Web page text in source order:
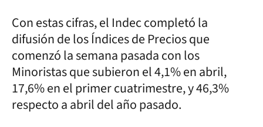
Con estas cifras, el Indec completó la
difusión de los Índices de Precios que
comenzó la semana pasada con los
Minoristas que subieron el 4,1% en abril,
17,6% en el primer cuatrimestre, y 46,3%
respecto a abril del año pasado.